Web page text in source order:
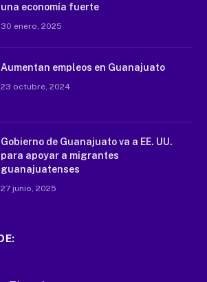
una economía fuerte
30 enero, 2025
Aumentan empleos en Guanajuato
23 octubre, 2024
Gobierno de Guanajuato va a EE. UU.
para apoyar a migrantes
guanajuatenses
27 junio, 2025